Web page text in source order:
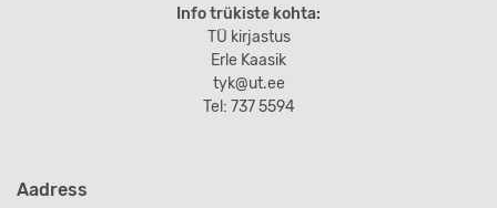
Info trükiste kohta:
TÜ kirjastus
Erle Kaasik
tyk@ut.ee
Tel: 737 5594
Aadress